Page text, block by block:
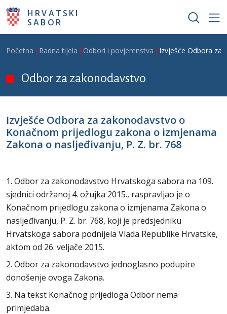
Skoči na glavni sadržaj
HRVATSKI
SABOR
Breadcrumb
Početna Radna tijela Odbori i povjerenstva Izvješće Odbora za
Odbor za zakonodavstvo
Izvješće Odbora za zakonodavstvo o
Konačnom prijedlogu zakona o izmjenama
Zakona o nasljeđivanju, P. Z. br. 768
1. Odbor za zakonodavstvo Hrvatskoga sabora na 109.
sjednici održanoj 4. ožujka 2015., raspravljao je o
Konačnom prijedlogu zakona o izmjenama Zakona o
nasljeđivanju, P. Z. br. 768, koji je predsjedniku
Hrvatskoga sabora podnijela Vlada Republike Hrvatske,
aktom od 26. veljače 2015.
2. Odbor za zakonodavstvo jednoglasno podupire
donošenje ovoga Zakona.
3. Na tekst Konačnog prijedloga Odbor nema
primjedaba.